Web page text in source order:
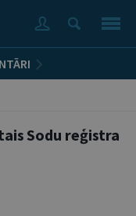
Sodu reģistra